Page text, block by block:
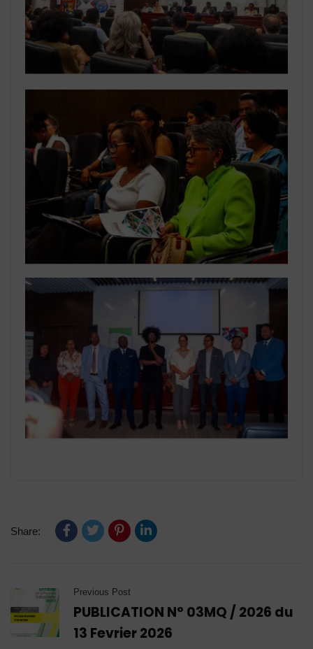
Share:
Previous Post
PUBLICATION N° 03MQ / 2026 du
13 Fevrier 2026